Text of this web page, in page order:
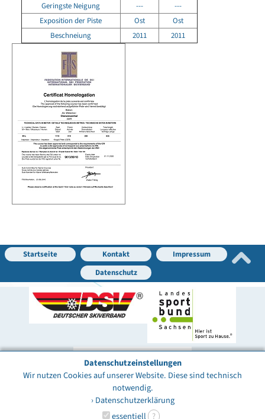
Datenschutzeinstellungen
Wir nutzen Cookies auf unserer Website. Diese sind technisch
notwendig.
› Datenschutzerklärung
essentiell ?
Geringste Neigung
---
---
Exposition der Piste
Ost
Ost
Beschneiung
2011 2011
Startseite Kontakt
Impressum
Datenschutz